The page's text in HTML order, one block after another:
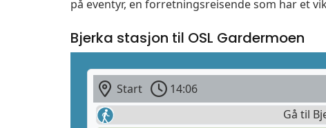
på eventyr, en forretningsreisende som har et
Bjerka stasjon til OSL Gardermoen
Start 14:06
Gå til